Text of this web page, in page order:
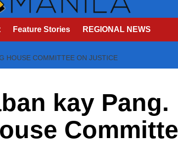
Feature Stories REGIONAL NEWS
HOUSE COMMITTEE ON JUSTICE
kay Pang.